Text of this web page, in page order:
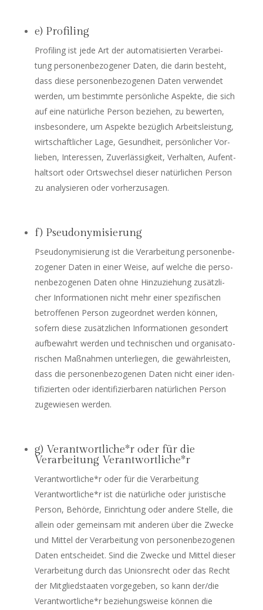
e) Profiling
Pro­filing ist jede Art der auto­ma­ti­sier­ten Ver­ar­bei­
tung per­so­nen­be­zo­ge­ner Daten, die dar­in besteht,
dass die­se per­so­nen­be­zo­ge­nen Daten ver­wen­det
wer­den, um bestimm­te per­sön­li­che Aspek­te, die sich
auf eine natür­li­che Per­son bezie­hen, zu bewer­ten,
ins­be­son­de­re, um Aspek­te bezüg­lich Arbeits­leis­tung,
wirt­schaft­li­cher Lage, Gesund­heit, per­sön­li­cher Vor­
lie­ben, Inter­es­sen, Zuver­läs­sig­keit, Ver­hal­ten, Auf­ent­
halts­ort oder Orts­wech­sel die­ser natür­li­chen Per­son
zu ana­ly­sie­ren oder vorherzusagen.
f) Pseudonymisierung
Pseud­ony­mi­sie­rung ist die Ver­ar­bei­tung per­so­nen­be­
zo­ge­ner Daten in einer Wei­se, auf wel­che die per­so­
nen­be­zo­ge­nen Daten ohne Hin­zu­zie­hung zusätz­li­
cher Infor­ma­tio­nen nicht mehr einer spe­zi­fi­schen
betrof­fe­nen Per­son zuge­ord­net wer­den kön­nen,
sofern die­se zusätz­li­chen Infor­ma­tio­nen geson­dert
auf­be­wahrt wer­den und tech­ni­schen und orga­ni­sa­to­
ri­schen Maß­nah­men unter­lie­gen, die gewähr­leis­ten,
dass die per­so­nen­be­zo­ge­nen Daten nicht einer iden­
ti­fi­zier­ten oder iden­ti­fi­zier­ba­ren natür­li­chen Per­son
zuge­wie­sen werden.
g) Verantwortliche*r oder für die
Verarbeitung Verantwortliche*r
Verantwortliche*r oder für die Ver­ar­bei­tung
Verantwortliche*r ist die natür­li­che oder juris­ti­sche
Per­son, Behör­de, Ein­rich­tung oder ande­re Stel­le, die
allein oder gemein­sam mit ande­ren über die Zwe­cke
und Mit­tel der Ver­ar­bei­tung von per­so­nen­be­zo­ge­nen
Daten ent­schei­det. Sind die Zwe­cke und Mit­tel die­ser
Ver­ar­bei­tung durch das Uni­ons­recht oder das Recht
der Mit­glied­staa­ten vor­ge­ge­ben, so kann der/die
Verantwortliche*r bezie­hungs­wei­se kön­nen die